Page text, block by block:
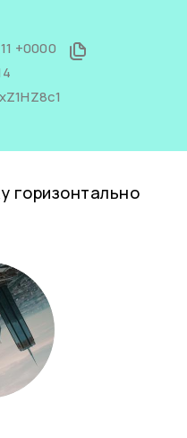
+0000
горизонтально